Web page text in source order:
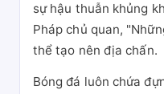
sự hậu thuẫn khủng
Pháp chủ quan,
thể tạo nên địa chấn.
Bóng đá luôn chứa